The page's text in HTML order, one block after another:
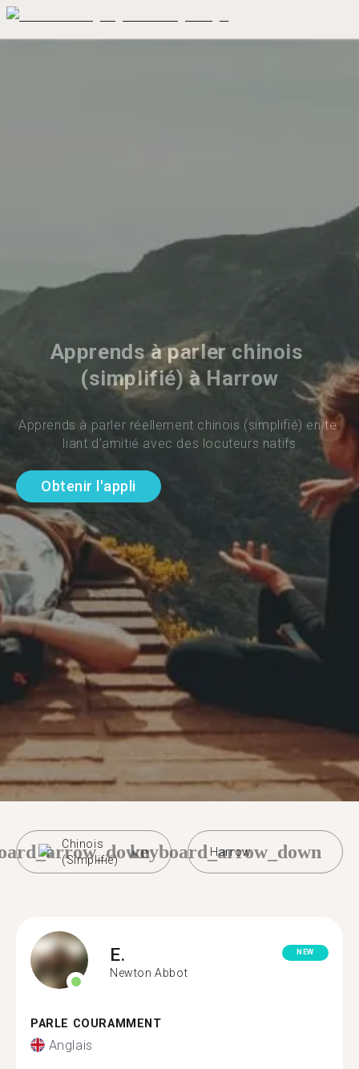
Apprends à parler chinois
(simplifié) à Harrow
Apprends à parler réellement chinois (simplifié) en te
liant d'amitié avec des locuteurs natifs
Obtenir l'appli
Chinois
(Simplifié)
Harrow
keyboard_arrow_down
E.
Newton Abbot
NEW
PARLE COURAMMENT
Anglais